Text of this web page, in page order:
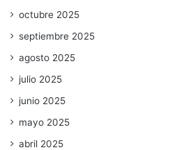
octubre 2025
septiembre 2025
agosto 2025
julio 2025
junio 2025
mayo 2025
abril 2025